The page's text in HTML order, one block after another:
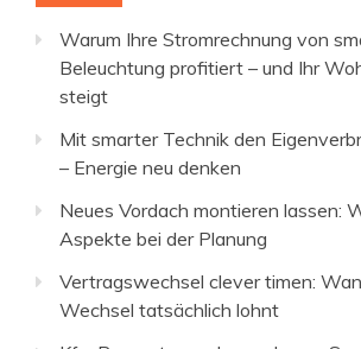
Warum Ihre Stromrechnung von
Beleuchtung profitiert – und Ihr
steigt
Mit smarter Technik den
– Energie neu denken
Neues Vordach montieren lassen:
Aspekte bei der Planung
Vertragswechsel clever timen:
Wechsel tatsächlich lohnt